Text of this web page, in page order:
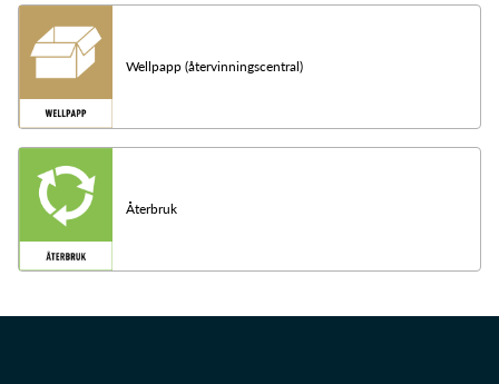
Wellpapp (återvinningscentral)
Återbruk